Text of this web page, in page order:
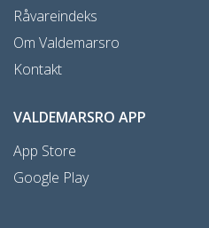
Råvareindeks
Om Valdemarsro
Kontakt
VALDEMARSRO APP
App Store
Google Play